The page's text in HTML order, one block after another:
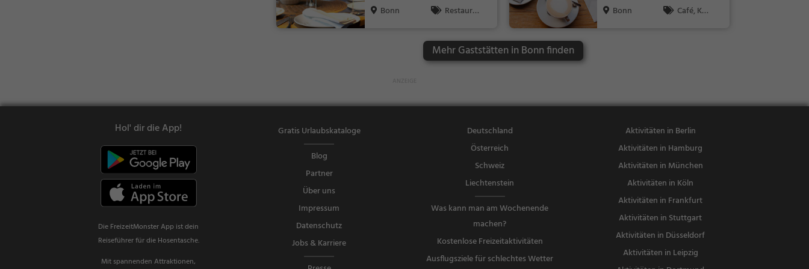
Bonn
Restaura
en, Mittagess
en
Bonn
Café, Kaff
Mehr Gaststätten in Bonn finden
Hol' dir die App!
Die FreizeitMonster App ist dein
Reiseführer für die Hosentasche.
Mit spannenden Attraktionen,
Gratis Urlaubskataloge
Blog
Partner
Über uns
Impressum
Datenschutz
Jobs & Karriere
Deutschland
Österreich
Schweiz
Liechtenstein
Was kann man am Wochenende
machen?
Kostenlose Freizeitaktivitäten
Ausflugsziele für schlechtes Wetter
Aktivitäten in Berlin
Aktivitäten in Hamburg
Aktivitäten in München
Aktivitäten in Köln
Aktivitäten in Frankfurt
Aktivitäten in Stuttgart
Aktivitäten in Düsseldorf
Aktivitäten in Leipzig